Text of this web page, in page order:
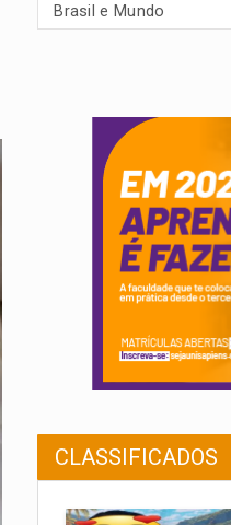
CLASSIFICADOS